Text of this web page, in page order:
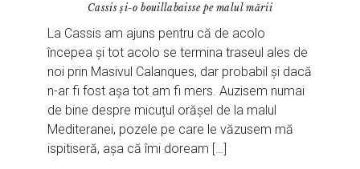
Cassis și-o bouillabaisse pe malul mării
La Cassis am ajuns pentru că de acolo
începea și tot acolo se termina traseul ales de
noi prin Masivul Calanques, dar probabil și dacă
n-ar fi fost așa tot am fi mers. Auzisem numai
de bine despre micuțul orășel de la malul
Mediteranei, pozele pe care le văzusem mă
ispitiseră, așa că îmi doream […]